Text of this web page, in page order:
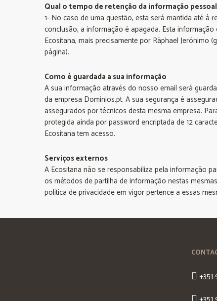
Qual o tempo de retenção da informação pessoal
1- No caso de uma questão, esta será mantida até à
conclusão, a informação é apagada. Esta
Ecositana, mais precisamente por Räphael Jerónimo
página).
Como é guardada a sua informação
A sua informação através do nosso email será
da empresa Dominios.pt. A sua segurança é
assegurados por técnicos desta mesma empresa.
protegida ainda por password encriptada de 12
Ecositana tem acesso.
Serviços externos
A Ecositana não se responsabiliza pela informação
os métodos de partilha de informação nestas
política de privacidade em vigor pertence a essas
+351